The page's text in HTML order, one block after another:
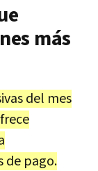
más
del mes
de pago.